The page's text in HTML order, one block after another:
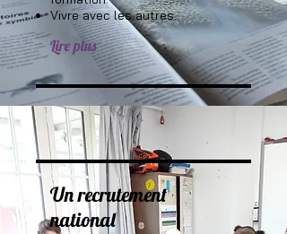
Vivre avec les autres.
Lire plus
Un recrutement
national